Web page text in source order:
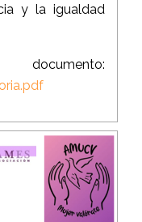
y la igualdad